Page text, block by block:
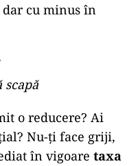
dar cu minus în
scapă
o reducere? Ai
Nu-ți face griji,
în vigoare taxa